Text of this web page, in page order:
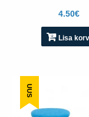
4.50€
Lisa
UUS